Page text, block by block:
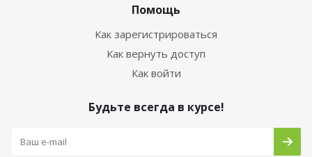
Помощь
Как зарегистрироваться
Как вернуть доступ
Как войти
Будьте всегда в курсе!